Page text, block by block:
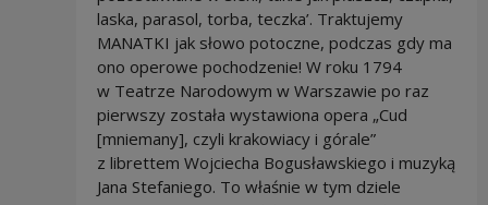
laska, parasol, torba, teczka’. Traktujemy
MANATKI jak słowo potoczne, podczas gdy ma
ono operowe pochodzenie! W roku 1794
w Teatrze Narodowym w Warszawie po raz
pierwszy została wystawiona opera „Cud
[mniemany], czyli krakowiacy i górale”
z librettem Wojciecha Bogusławskiego i muzyką
Jana Stefaniego. To właśnie w tym dziele